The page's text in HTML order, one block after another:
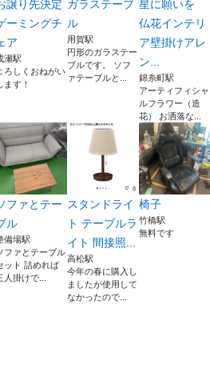
譲り先決定
ーミングチ
ア
瀬駅
ろしくおねがい
ます！
ガラステーブ
ル
用賀駅
円形のガラステー
ブルです。 ソフ
ァテーブルと...
星に願いを
仏花インテリ
ア壁掛けアレ
ン...
錦糸町駅
アーティフィシャ
ルフラワー（造
花） お洒落な...
ファとテー
ル
備場駅
ファとテーブル
ット 詰めれば
人掛けで...
スタンドライ
ト テーブルラ
イト 間接照...
高松駅
今年の春に購入し
ましたが使用して
なかったので...
椅子
竹橋駅
無料です